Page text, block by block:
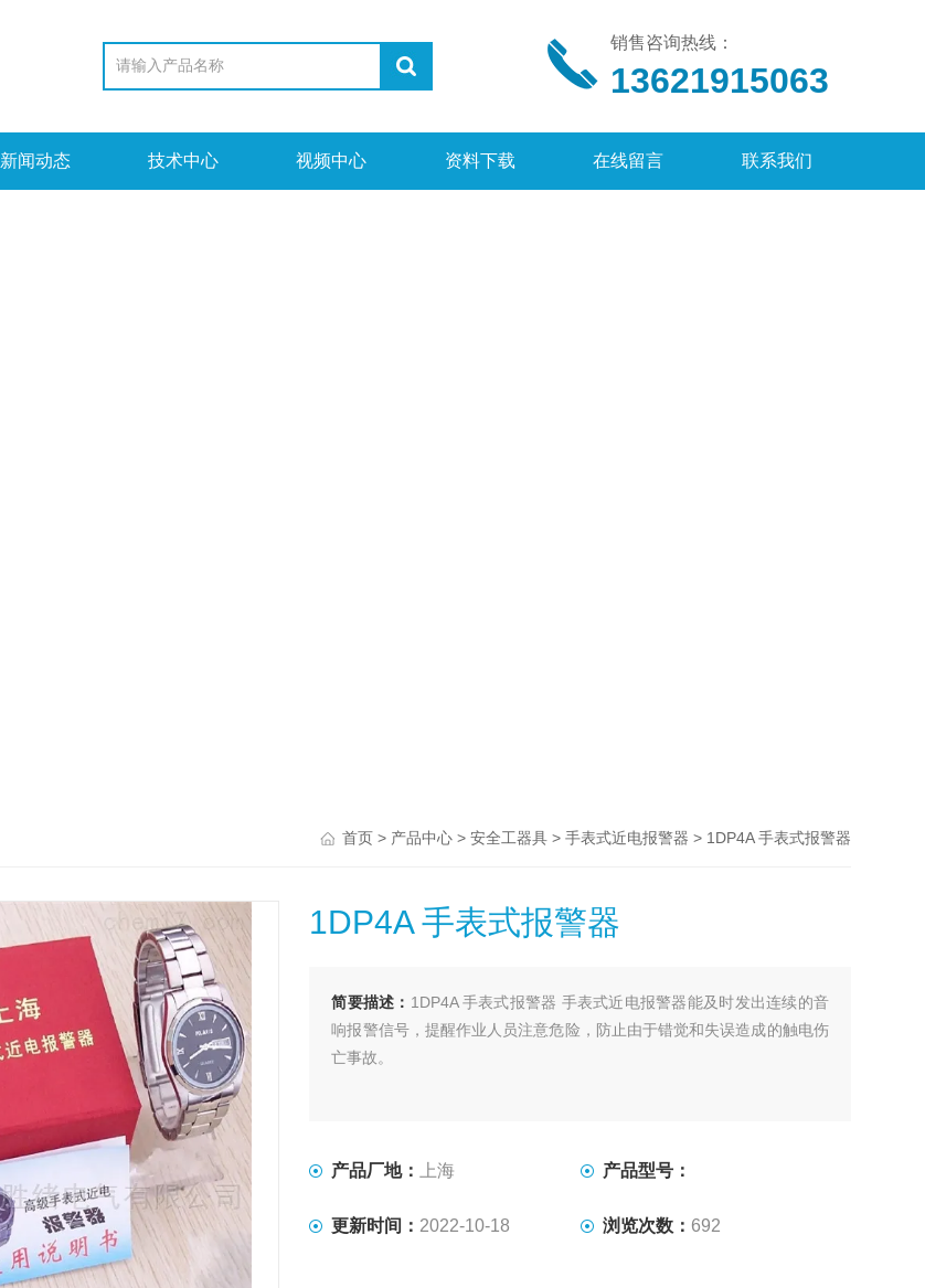
销售咨询热线：
13621915063
新闻动态 技术中心 视频中心 资料下载 在线留言 联系我们
首页> 产品中心> 安全工器具> 手表式近电报警器 > 1DP4A 手表式报警器
1DP4A 手表式报警器
简要描述： 1DP4A 手表式报警器 手表式近电报警器能及时发出连续的音
响报警信号，提醒作业人员注意危险，防止由于错觉和失误造成的触电伤
亡事故。
产品厂地： 上海 产品型号：
更新时间： 2022-10-18 浏览次数： 692